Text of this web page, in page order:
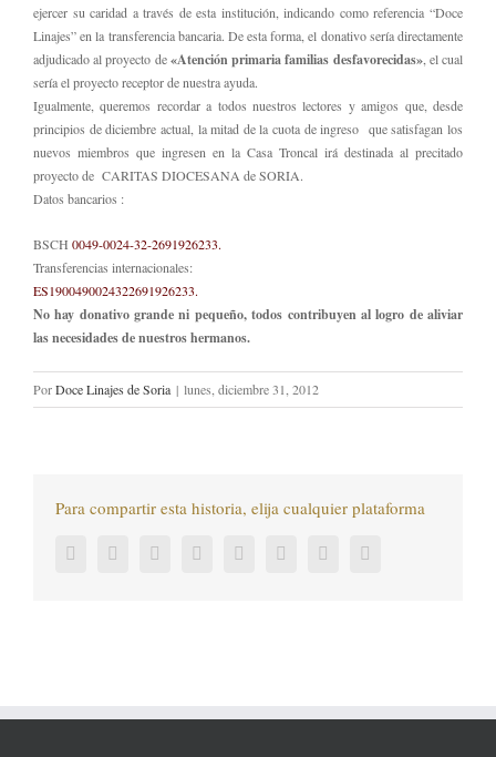
ejercer su caridad a través de esta institución, indicando como referencia “Doce
Linajes” en la transferencia bancaria. De esta forma, el donativo sería directamente
adjudicado al proyecto de«Atención primaria familias desfavorecidas», el cual
sería el proyecto receptor de nuestra ayuda.
Igualmente, queremos recordar a todos nuestros lectores y amigos que, desde
principios de diciembre actual, la mitad de la cuota de ingreso que satisfagan los
nuevos miembros que ingresen en la Casa Troncal irá destinada al precitado
proyecto de CARITAS DIOCESANA de SORIA.
Datos bancarios :
BSCH 0049-0024-32-2691926233.
Transferencias internacionales:
ES1900490024322691926233.
No hay donativo grande ni pequeño, todos contribuyen al logro de aliviar
las necesidades de nuestros hermanos.
PorDoce Linajes de Soria | lunes, diciembre 31, 2012
Para compartir esta historia, elija cualquier plataforma
FacebookTwitter LinkedInReddit Tumblr Pinterest